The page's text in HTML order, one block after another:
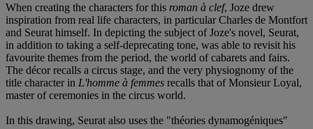
When creating the characters for this roman à clef, Joze drew
inspiration from real life characters, in particular Charles de Montfort
and Seurat himself. In depicting the subject of Joze's novel, Seurat,
in addition to taking a self-deprecating tone, was able to revisit his
favourite themes from the period, the world of cabarets and fairs.
The décor recalls a circus stage, and the very physiognomy of the
title character in L'homme à femmes recalls that of Monsieur Loyal,
master of ceremonies in the circus world.
In this drawing, Seurat also uses the "théories dynamogéniques"